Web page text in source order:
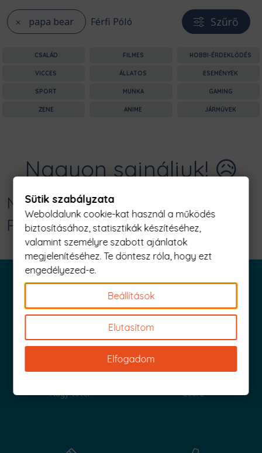
papa bear Férfi Póló Szűrő
CSALÁD FILMES HOBBI-ÉRDEKLŐDÉS
VICCES ÁLLATOS ESEMÉNYEK
SPORT MUNKA GAMING
ZENE ANIME JÁRMŰVEK
Nagyon sajnáljuk! 😥
Nincs találat erre: "papa bear Férfi
Póló"
Iratkozz fel és küldjük is az 1000 Ft értékű kuponod!
Nagy tétel Csere
Sütik szabályzata
Weboldalunk cookie-kat használ a működés
biztosításához, statisztikák készítéséhez,
valamint személyre szabott ajánlatok
megjelenítéséhez. Te döntesz róla, hogy ezt
engedélyezed-e.
Beállítások
Elutasítom
Elfogadom